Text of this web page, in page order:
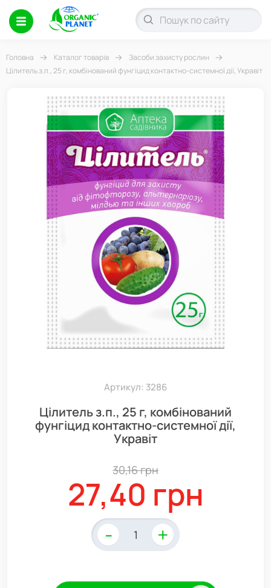
Головна Каталог товарів
Засоби захисту рослин
Цілитель з.п., 25 г, комбінований фунгіцид контактно-системної дії, Укравіт
-10%
Артикул: 3286
Цілитель з.п., 25 г, комбінований
фунгіцид контактно-системної дії,
Укравіт
30,16 грн
27,40 грн
- +